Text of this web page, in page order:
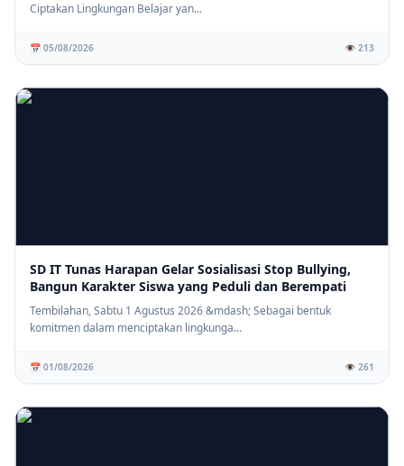
Ciptakan Lingkungan Belajar yan...
📅 05/08/2026 👁️ 213
SD IT Tunas Harapan Gelar Sosialisasi Stop Bullying,
Bangun Karakter Siswa yang Peduli dan Berempati
Tembilahan, Sabtu 1 Agustus 2026 &mdash; Sebagai bentuk
komitmen dalam menciptakan lingkunga...
📅 01/08/2026 👁️ 261